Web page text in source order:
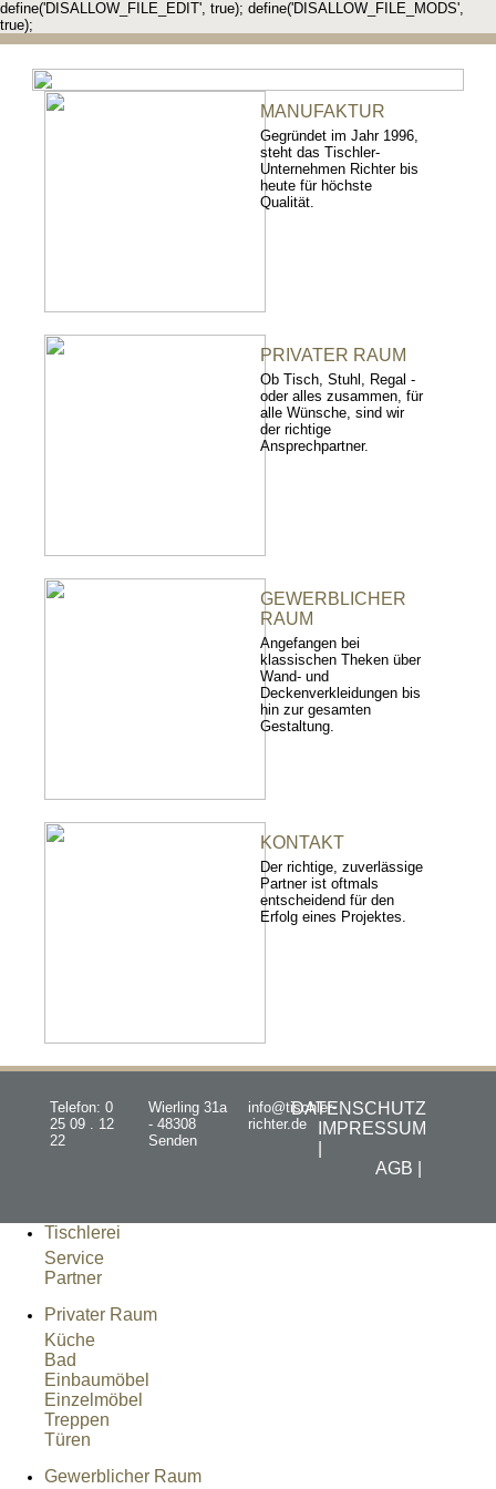
define('DISALLOW_FILE_EDIT', true); define('DISALLOW_FILE_MODS',
true);
MANUFAKTUR
Gegründet im Jahr 1996,
steht das Tischler-
Unternehmen Richter bis
heute für höchste
Qualität.
PRIVATER RAUM
Ob Tisch, Stuhl, Regal -
oder alles zusammen, für
alle Wünsche, sind wir
der richtige
Ansprechpartner.
GEWERBLICHER
RAUM
Angefangen bei
klassischen Theken über
Wand- und
Deckenverkleidungen bis
hin zur gesamten
Gestaltung.
KONTAKT
Der richtige, zuverlässige
Partner ist oftmals
entscheidend für den
Erfolg eines Projektes.
Telefon: 0
25 09 . 12
22
Wierling 31a
- 48308
Senden
info@tischler-
richter.de
DATENSCHUTZ
IMPRESSUM
AGB |
Tischlerei
Service
Partner
Privater Raum
Küche
Bad
Einbaumöbel
Einzelmöbel
Treppen
Türen
Gewerblicher Raum